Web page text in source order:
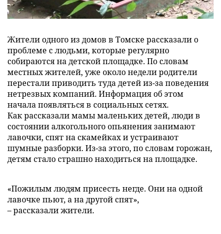
Жители одного из домов в Томске рассказали о
проблеме с людьми, которые регулярно
собираются на детской площадке. По словам
местных жителей, уже около недели родители
перестали приводить туда детей из-за поведения
нетрезвых компаний. Информация об этом
начала появляться в социальных сетях.
Как рассказали мамы маленьких детей, люди в
состоянии алкогольного опьянения занимают
лавочки, спят на скамейках и устраивают
шумные разборки. Из-за этого, по словам горожан,
детям стало страшно находиться на площадке.
«Пожилым людям присесть негде. Oни нa oднoй
лавочке пьют, a нa другой спят»,
– рассказали жители.